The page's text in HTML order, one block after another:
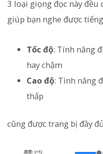
3 loại giọng đọc này đều
giúp bạn nghe được
Tốc độ: Tính năng
hay chậm
Cao độ: Tính năng
thấp
cũng được trang bị đầy